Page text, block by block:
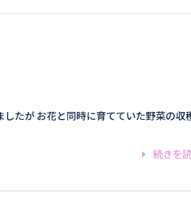
たが お花と同時に育てていた野菜の収
続きを